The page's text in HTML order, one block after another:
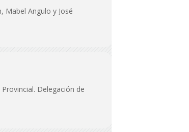
Mabel Angulo y José
Delegación de